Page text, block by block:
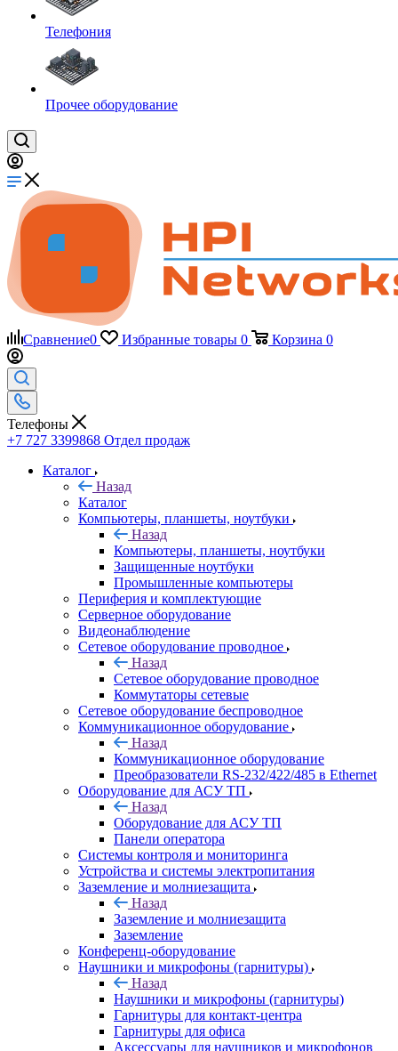
Телефония
Прочее оборудование
Сравнение0 Избранные товары 0 Корзина 0
Телефоны
+7 727 3399868 Отдел продаж
Каталог
Назад
Каталог
Компьютеры, планшеты, ноутбуки
Назад
Компьютеры, планшеты, ноутбуки
Защищенные ноутбуки
Промышленные компьютеры
Периферия и комплектующие
Серверное оборудование
Видеонаблюдение
Сетевое оборудование проводное
Назад
Сетевое оборудование проводное
Коммутаторы сетевые
Сетевое оборудование беспроводное
Коммуникационное оборудование
Назад
Коммуникационное оборудование
Преобразователи RS-232/422/485 в Ethernet
Оборудование для АСУ ТП
Назад
Оборудование для АСУ ТП
Панели оператора
Системы контроля и мониторинга
Устройства и системы электропитания
Заземление и молниезащита
Назад
Заземление и молниезащита
Заземление
Конференц-оборудование
Наушники и микрофоны (гарнитуры)
Назад
Наушники и микрофоны (гарнитуры)
Гарнитуры для контакт-центра
Гарнитуры для офиса
Аксессуары для наушников и микрофонов